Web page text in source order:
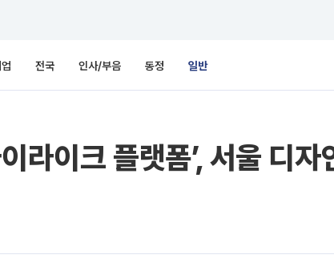
전국 인사/부음 동정 일반
라이크 플랫폼’, 서울 디